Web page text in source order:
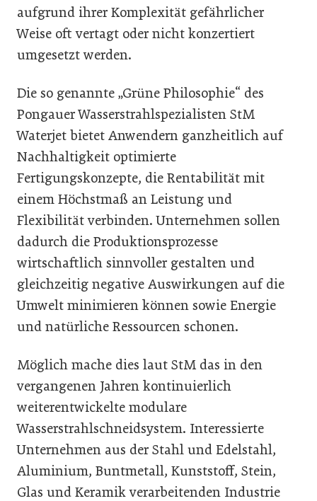
aufgrund ihrer Komplexität gefährlicher
Weise oft vertagt oder nicht konzertiert
umgesetzt werden.
Die so genannte „Grüne Philosophie“ des
Pongauer Wasserstrahlspezialisten StM
Waterjet bietet Anwendern ganzheitlich auf
Nachhaltigkeit optimierte
Fertigungskonzepte, die Rentabilität mit
einem Höchstmaß an Leistung und
Flexibilität verbinden. Unternehmen sollen
dadurch die Produktionsprozesse
wirtschaftlich sinnvoller gestalten und
gleichzeitig negative Auswirkungen auf die
Umwelt minimieren können sowie Energie
und natürliche Ressourcen schonen.
Möglich mache dies laut StM das in den
vergangenen Jahren kontinuierlich
weiterentwickelte modulare
Wasserstrahlschneidsystem. Interessierte
Unternehmen aus der Stahl und Edelstahl,
Aluminium, Buntmetall, Kunststoff, Stein,
Glas und Keramik verarbeitenden Industrie